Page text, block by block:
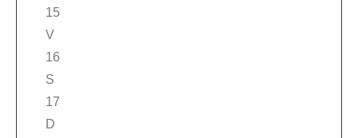
15
V
16
S
17
D